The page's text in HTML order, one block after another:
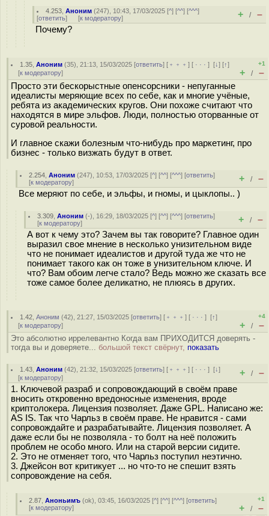
4.253 ,Аноним (247), 10:43, 17/03/2025 [^] [^^] [^^^]
[ответить] [к модератору] + / –
Почему?
1.35 ,Аноним (35), 21:13, 15/03/2025 [ответить] [ ﹢﹢﹢] [ · · ·][↓] [↑]
[к модератору]
+1
+ / –
Просто эти бескорыстные опенсорсники - непуганные
идеалисты меряющие всех по себе, как и многие учёные,
ребята из академических кругов. Они похоже считают что
находятся в мире эльфов. Люди, полностью оторванные от
суровой реальности.
И главное скажи болезным что-нибудь про маркетинг, про
бизнес - только визжать будут в ответ.
2.254 ,Аноним (247), 10:53, 17/03/2025 [^] [^^] [^^^] [ответить]
[к модератору] + / –
Все меряют по себе, и эльфы, и гномы, и цыклопы.. )
3.309 ,Аноним (-), 16:29, 18/03/2025 [^] [^^] [^^^] [ответить]
[к модератору] + / –
А вот к чему это? Зачем вы так говорите? Главное один
выразил свое мнение в несколько унизительном виде
что не понимает идеалистов и другой туда же что не
понимает такого как он тоже в унизительном ключе. И
что? Вам обоим легче стало? Ведь можно же сказать все
тоже самое более деликатно, не плюясь в других.
1.42 ,Аноним (42), 21:27, 15/03/2025 [ответить] [ ﹢﹢﹢] [ · · ·][↑]
[к модератору]
+4
+ / –
Это абсолютно иррелевантно Когда вам ПРИХОДИТСЯ доверять -
тогда вы и доверяете... большой текст свёрнут, показать
1.43 ,Аноним (42), 21:32, 15/03/2025 [ответить] [ ﹢﹢﹢] [ · · ·][↓]
[к модератору] + / –
1. Ключевой разраб и сопровождающий в своём праве
вносить откровенно вредоносные изменения, вроде
криптолокера. Лицензия позволяет. Даже GPL. Написано же:
AS IS. Так что Чарльз в своём праве. Не нравится - сами
сопровождайте и разрабатывайте. Лицензия позволяет. А
даже если бы не позволяла - то болт на неё положить
проблем не особо много. Или на старой версии сидите.
2. Это не отменяет того, что Чарльз поступил неэтично.
3. Джейсон вот критикует ... но что-то не спешит взять
сопровождение на себя.
2.87 ,Аноньимъ (ok), 03:45, 16/03/2025 [^] [^^] [^^^] [ответить]
[к модератору]
+1
+ / –